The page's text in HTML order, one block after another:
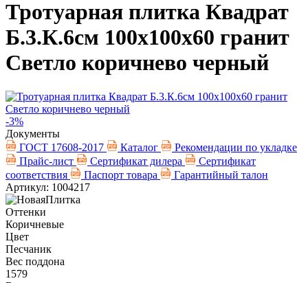
Тротуарная плитка Квадрат
Б.3.К.6см 100х100х60 гранит
Светло коричнево черный
-3%
Документы
ГОСТ 17608-2017
Каталог
Рекомендации по укладке
Прайс-лист
Сертификат дилера
Сертификат
соответствия
Паспорт товара
Гарантийный талон
Артикул: 1004217
Оттенки
Коричневые
Цвет
Песчаник
Вес поддона
1579